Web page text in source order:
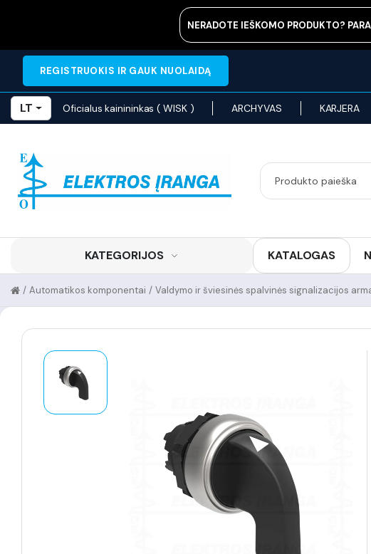
NERADOTE IEŠKOMO PRODUKTO?
REGISTRUOKIS IR GAUK NUOLAIDĄ
LT Oficialus kainininkas ( WISK ) ARCHYVAS KARJERA
KATEGORIJOS KATALOGAS
Valdymo ir šviesinės spalvinės signalizacijos
/
Automatikos komponentai
/